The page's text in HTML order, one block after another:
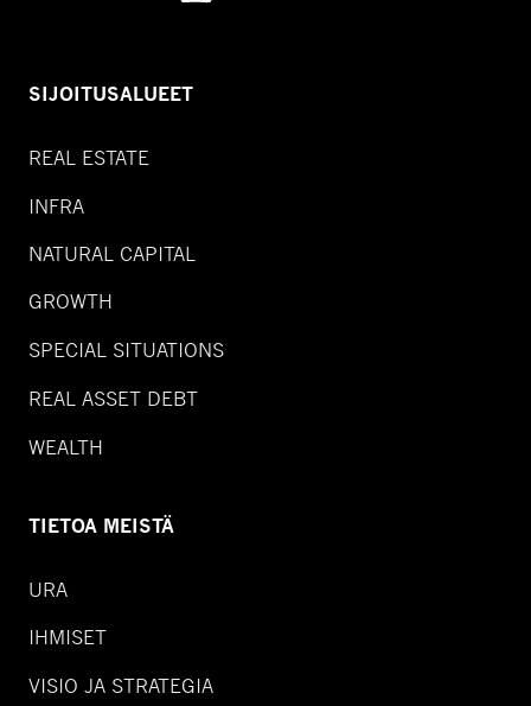
SIJOITUSALUEET
REAL ESTATE
INFRA
NATURAL CAPITAL
GROWTH
SPECIAL SITUATIONS
REAL ASSET DEBT
WEALTH
TIETOA MEISTÄ
URA
IHMISET
VISIO JA STRATEGIA